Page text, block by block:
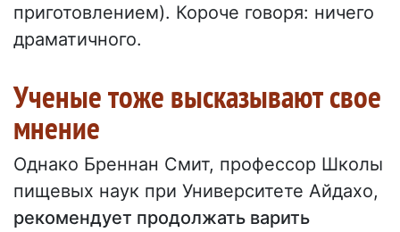
приготовлением). Короче говоря: ничего
драматичного.
Ученые тоже высказывают свое
мнение
Однако Бреннан Смит, профессор Школы
пищевых наук при Университете Айдахо,
рекомендует продолжать варить